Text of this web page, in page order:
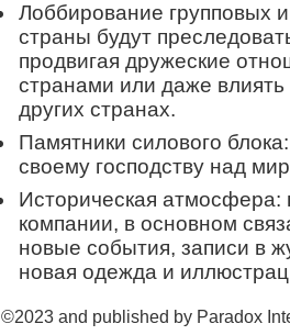
Лоббирование групповых
страны будут
продвигая дружеские
странами или даже
других странах.
Памятники силового
своему господству над
Историческая атмосфера:
компании, в основном
новые события, записи в
новая одежда и
©2023 and published by Paradox